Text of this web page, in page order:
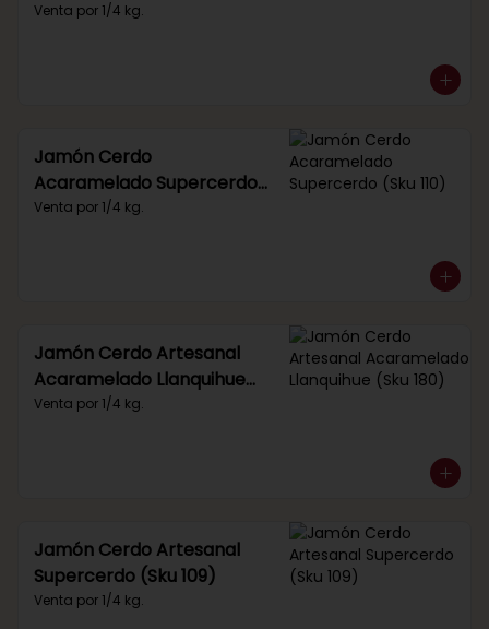
Venta por 1/4 kg.
Jamón Cerdo
Acaramelado Supercerdo
(Sku 110)
Venta por 1/4 kg.
Jamón Cerdo Artesanal
Acaramelado Llanquihue
(Sku 180)
Venta por 1/4 kg.
Jamón Cerdo Artesanal
Supercerdo (Sku 109)
Venta por 1/4 kg.